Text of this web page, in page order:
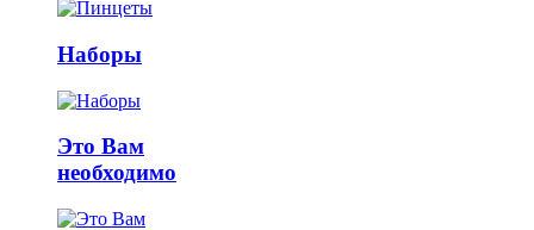
Наборы
Это Вам
необходимо